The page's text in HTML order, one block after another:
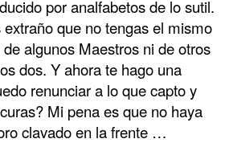
por analfabetos de lo sutil.
que no tengas el mismo
algunos Maestros ni de otros
dos. Y ahora te hago una
renunciar a lo que capto y
Mi pena es que no haya
clavado en la frente …